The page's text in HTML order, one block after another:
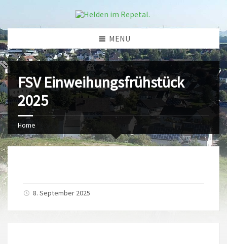
MENU
FSV Einweihungsfrühstück
2025
Home
8. September 2025